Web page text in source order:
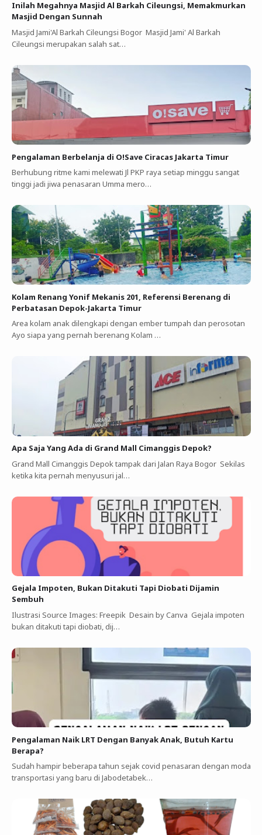
Inilah Megahnya Masjid Al Barkah Cileungsi, Memakmurkan
Masjid Dengan Sunnah
Masjid Jami'Al Barkah Cileungsi Bogor Masjid Jami' Al Barkah
Cileungsi merupakan salah sat…
Pengalaman Berbelanja di O!Save Ciracas Jakarta Timur
Berhubung ritme kami melewati Jl PKP raya setiap minggu sangat
tinggi jadi jiwa penasaran Umma mero…
Kolam Renang Yonif Mekanis 201, Referensi Berenang di
Perbatasan Depok-Jakarta Timur
Area kolam anak dilengkapi dengan ember tumpah dan perosotan
Ayo siapa yang pernah berenang Kolam …
Apa Saja Yang Ada di Grand Mall Cimanggis Depok?
Grand Mall Cimanggis Depok tampak dari Jalan Raya Bogor Sekilas
ketika kita pernah menyusuri jal…
Gejala Impoten, Bukan Ditakuti Tapi Diobati Dijamin
Sembuh
Ilustrasi Source Images: Freepik Desain by Canva Gejala impoten
bukan ditakuti tapi diobati, dij…
Pengalaman Naik LRT Dengan Banyak Anak, Butuh Kartu
Berapa?
Sudah hampir beberapa tahun sejak covid penasaran dengan moda
transportasi yang baru di Jabodetabek…